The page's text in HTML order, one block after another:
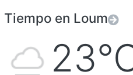
Tiempo en Loum